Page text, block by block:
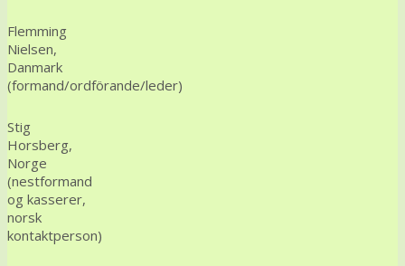
Flemming
Nielsen,
Danmark
(formand/ordförande/leder)
Stig
Horsberg,
Norge
(nestformand
og kasserer,
norsk
kontaktperson)